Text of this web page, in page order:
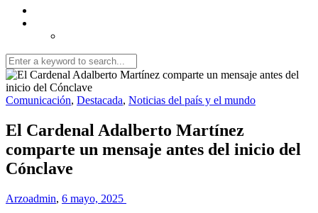
Comunicación, Destacada, Noticias del país y el mundo
El Cardenal Adalberto Martínez
comparte un mensaje antes del inicio del
Cónclave
Arzoadmin, 6 mayo, 2025